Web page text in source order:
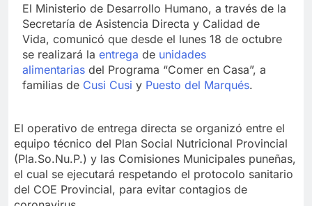
El Ministerio de Desarrollo Humano, a través de la
Secretaría de Asistencia Directa y Calidad de
Vida, comunicó que desde el lunes 18 de octubre
se realizará la entrega de unidades
alimentarias del Programa “Comer en Casa”, a
familias de Cusi Cusi y Puesto del Marqués.
El operativo de entrega directa se organizó entre el
equipo técnico del Plan Social Nutricional Provincial
(Pla.So.Nu.P.) y las Comisiones Municipales puneñas,
el cual se ejecutará respetando el protocolo sanitario
del COE Provincial, para evitar contagios de